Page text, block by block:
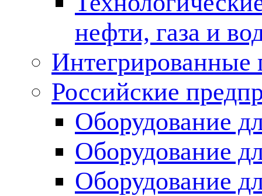
нефти, газа и
Российские
Оборудование
Оборудование
Оборудование